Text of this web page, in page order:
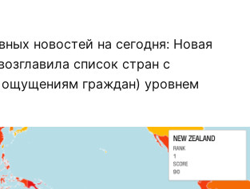
новостей на сегодня: Новая
список стран с
граждан) уровнем